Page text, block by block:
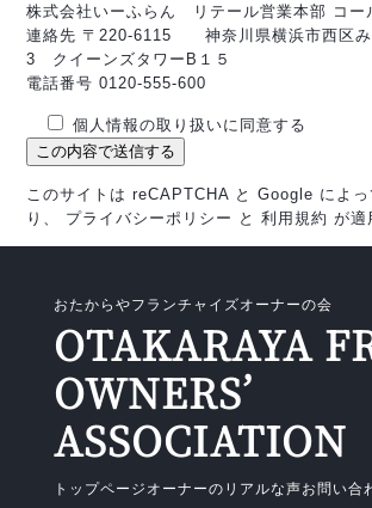
株式会社いーふらん リテール営業本部 コー
連絡先 〒220-6115 神奈川県横浜市西区み
3 クイーンズタワーB１５
電話番号 0120-555-600
個人情報の取り扱いに同意する
このサイトは reCAPTCHA と Google によっ
り、 プライバシーポリシー と利用規約 が適
おたからやフランチャイズオーナーの会
OTAKARAYA
OWNERS’
ASSOCIATION
トップページ オーナーのリアルな声お問い合